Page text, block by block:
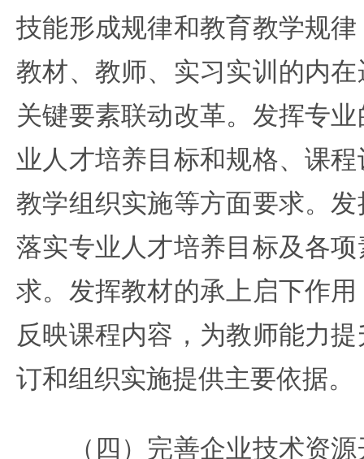
技能形成规律和教育教学规
教材、教师、实习实训的内
关键要素联动改革。发挥专
业人才培养目标和规格、课
教学组织实施等方面要求。
落实专业人才培养目标及各
求。发挥教材的承上启下作
反映课程内容，为教师能力
订和组织实施提供主要依据。
（四）完善企业技术资源